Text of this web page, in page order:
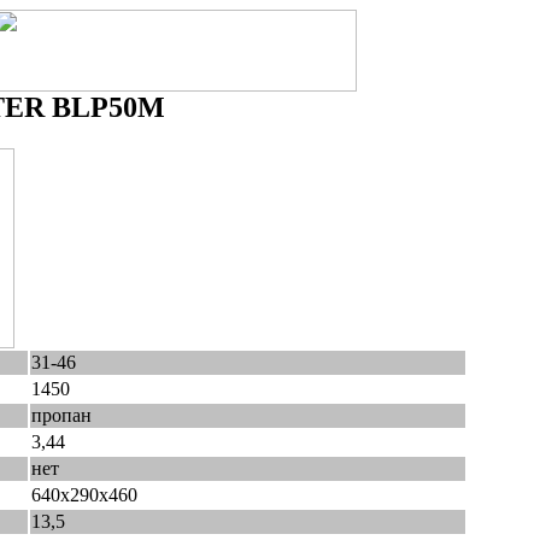
BLP50M
31-46
1450
пропан
3,44
нет
640x290x460
13,5